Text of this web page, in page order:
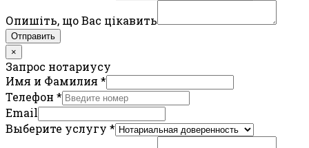
Опишіть, що Вас цікавить
Отправить
×
Запрос нотариусу
Имя и Фамилия *
Телефон *
Email
Выберите услугу *